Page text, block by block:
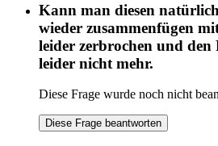
Kann man diesen
wieder zusammenfügen
leider zerbrochen und den
leider nicht mehr.
Diese Frage wurde noch nicht
Diese Frage beantworten